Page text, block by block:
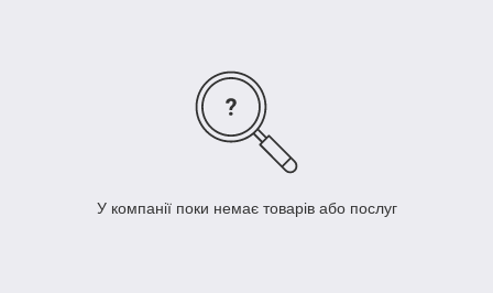
У компанії поки немає товарів або послуг